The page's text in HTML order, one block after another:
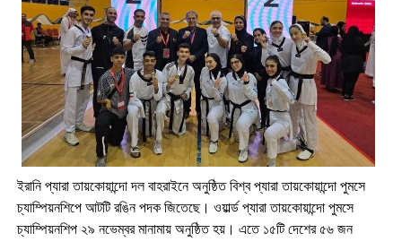
ইরানি প্যারা তায়কোয়ান্দো দল বাহরাইনে অনুষ্ঠিত বিশ্ব প্যারা তায়কোয়ান্দো পুমসে
চ্যাম্পিয়নশিপে আটটি রঙিন পদক জিতেছে। ওয়ার্ল্ড প্যারা তায়কোয়ান্দো পুমসে
চ্যাম্পিয়নশিপ ২৯ নভেম্বর মানামায় অনুষ্ঠিত হয়। এতে ১৫টি দেশের ৫৬ জন